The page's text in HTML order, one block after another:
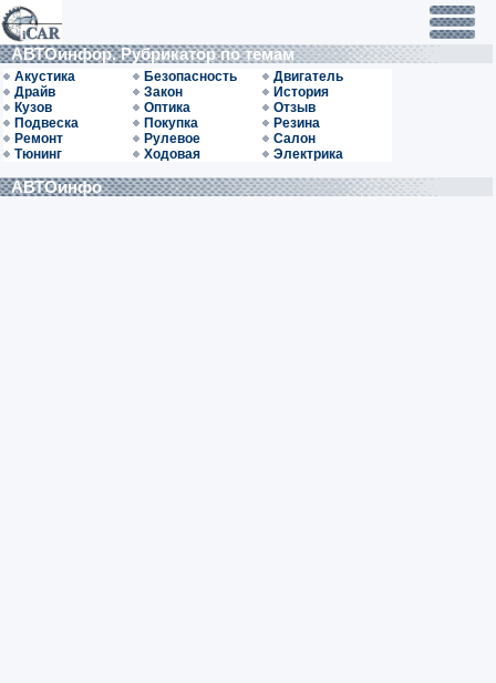
АВТОинфор. Рубрикатор по темам
Акустика Безопасность
Двигатель
Драйв
Закон
История
Кузов
Оптика
Отзыв
Подвеска
Покупка
Резина
Ремонт
Рулевое
Салон
Тюнинг
Ходовая Электрика
АВТОинфо